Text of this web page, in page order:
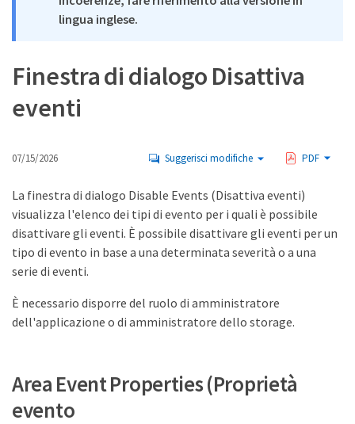
lingua inglese.
Finestra di dialogo Disattiva
eventi
07/15/2026 Suggerisci modifiche PDF
La finestra di dialogo Disable Events (Disattiva eventi)
visualizza l'elenco dei tipi di evento per i quali è possibile
disattivare gli eventi. È possibile disattivare gli eventi per un
tipo di evento in base a una determinata severità o a una
serie di eventi.
È necessario disporre del ruolo di amministratore
dell'applicazione o di amministratore dello storage.
Area Event Properties (Proprietà
evento